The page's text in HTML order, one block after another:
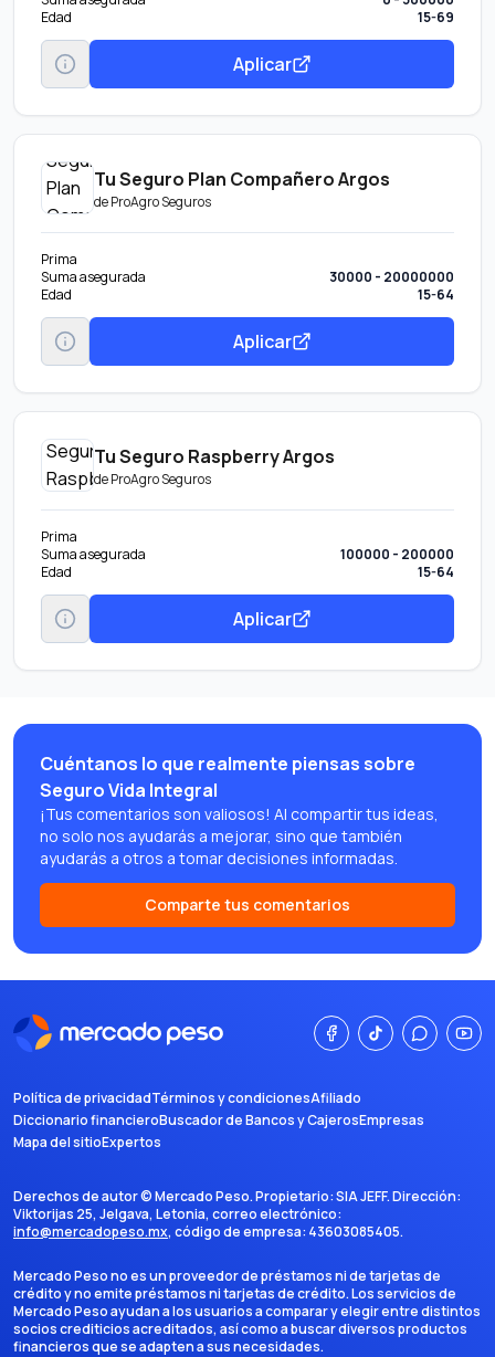
Edad
15-69
Aplicar
Tu Seguro Plan Compañero Argos
deProAgro Seguros
Prima
Suma asegurada
30000 - 20000000
Edad
15-64
Aplicar
Tu Seguro Raspberry Argos
deProAgro Seguros
Prima
Suma asegurada
100000 - 200000
Edad
15-64
Aplicar
Cuéntanos lo que realmente piensas sobre
Seguro Vida Integral
¡Tus comentarios son valiosos! Al compartir tus ideas,
no solo nos ayudarás a mejorar, sino que también
ayudarás a otros a tomar decisiones informadas.
Comparte tus comentarios
Política de privacidadTérminos y condicionesAfiliado
Diccionario financieroBuscador de Bancos y CajerosEmpresas
Mapa del sitioExpertos
Derechos de autor ©Mercado Peso. Propietario:SIA JEFF. Dirección:
Viktorijas 25, Jelgava, Letonia, correo electrónico:
info@mercadopeso.mx, código de empresa: 43603085405.
Mercado Peso no es un proveedor de préstamos ni de tarjetas de
crédito y no emite préstamos ni tarjetas de crédito. Los servicios de
Mercado Peso ayudan a los usuarios a comparar y elegir entre distintos
socios crediticios acreditados, así como a buscar diversos productos
financieros que se adapten a sus necesidades.